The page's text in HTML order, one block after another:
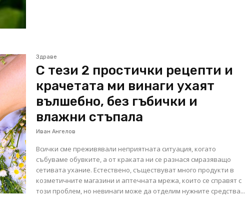
Здраве
С тези 2 простички рецепти и
крачетата ми винаги ухаят
вълшебно, без гъбички и
влажни стъпала
Иван Ангелов
Всички сме преживявали неприятната ситуация, когато
събуваме обувките, а от краката ни се разнася смразяващо
сетивата ухание. Естествено, съществуват много продукти в
козметичните магазини и аптечната мрежа, които се справят с
този проблем, но невинаги може да отделим нужните средства...